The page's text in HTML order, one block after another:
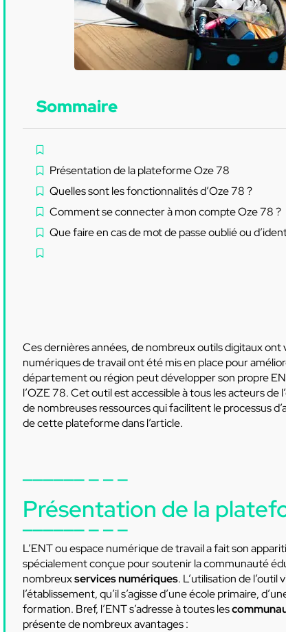
Sommaire
Présentation de la plateforme Oze 78
Quelles sont les fonctionnalités d’Oze 78 ?
Comment se connecter à mon compte Oze 78 ?
Que faire en cas de mot de passe oublié ou
Ces dernières années, de nombreux outils digitaux
numériques de travail ont été mis en place pour
département ou région peut développer son propre
l’OZE 78. Cet outil est accessible à tous les acteurs
de nombreuses ressources qui facilitent le processus
de cette plateforme dans l’article.
Présentation de la
L’ENT ou espace numérique de travail a fait son
spécialement conçue pour soutenir la communauté
nombreuxservices numériques. L’utilisation de
l’établissement, qu’il s’agisse d’une école primaire,
formation. Bref, l’ENT s’adresse à toutes les
présente de nombreux avantages :